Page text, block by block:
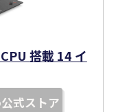
搭載 14 イ
式ストア